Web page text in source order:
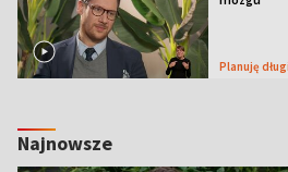
Planuję
Najnowsze